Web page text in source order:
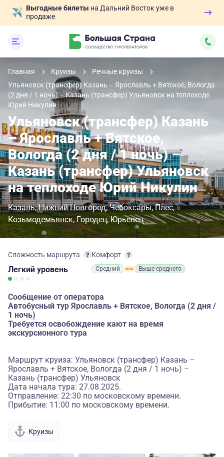
Выгодные билеты на Дальний Восток уже в
продаже
Главная Круизы
Речные круизы
Ульяновск (трансфер) Казань – Ярославль + Вятское, Вологда
(2 дня / 1 ночь) – Казань (трансфер) Ульяновск на теплоходе
Юрий Никулин
Ульяновск (трансфер) Казань
– Ярославль + Вятское,
Вологда (2 дня / 1 ночь) –
Казань (трансфер) Ульяновск
на теплоходе Юрий Никулин
Казань Нижний Новгород Чебоксары Плес
Козьмодемьянск Городец Юрьевец
Сложность маршрута
Легкий уровень
Комфорт
Средний Выше среднего
Сообщение от оператора
Автобусный тур Ярославль + Вятское, Вологда (2 дня /
1 ночь)
Требуется освобождение кают на время
экскурсионного тура
Маршрут круиза: Ульяновск (трансфер) Казань –
Ярославль + Вятское, Вологда (2 дня / 1 ночь) –
Казань (трансфер) Ульяновск
Дата начала тура: 27.08.2025.
Отправление: 22:30 по московскому времени.
Прибытие: 11:00 по московскому времени.
Круизы